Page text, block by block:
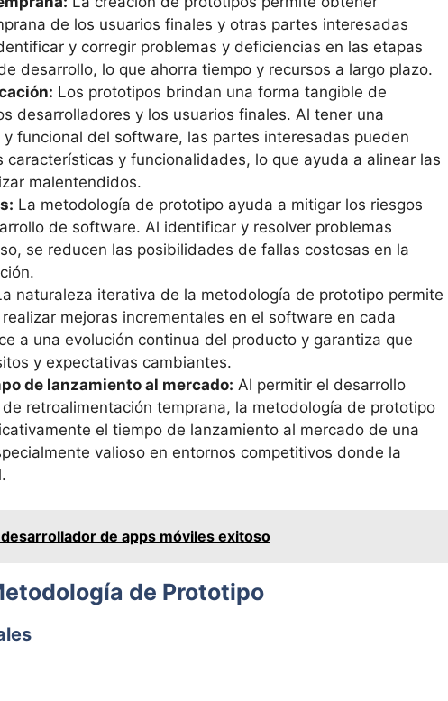
de los usuarios finales y otras partes interesadas
y corregir problemas y deficiencias en las etapas
desarrollo, lo que ahorra tiempo y recursos a largo plazo.
Los prototipos brindan una forma tangible de
desarrolladores y los usuarios finales. Al tener una
y funcional del software, las partes interesadas pueden
características y funcionalidades, lo que ayuda a alinear las
malentendidos.
La metodología de prototipo ayuda a mitigar los riesgos
de software. Al identificar y resolver problemas
se reducen las posibilidades de fallas costosas en la
naturaleza iterativa de la metodología de prototipo permite
mejoras incrementales en el software en cada
a una evolución continua del producto y garantiza que
y expectativas cambiantes.
de lanzamiento al mercado: Al permitir el desarrollo
retroalimentación temprana, la metodología de prototipo
el tiempo de lanzamiento al mercado de una
valioso en entornos competitivos donde la
de apps móviles exitoso
de Prototipo